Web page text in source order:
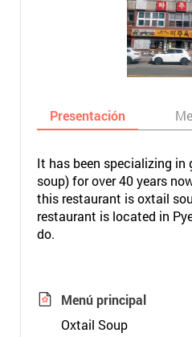
Presentación
It has been specializing in
soup) for over 40 years
this restaurant is oxtail
restaurant is located in
do.
Menú principal
Oxtail Soup